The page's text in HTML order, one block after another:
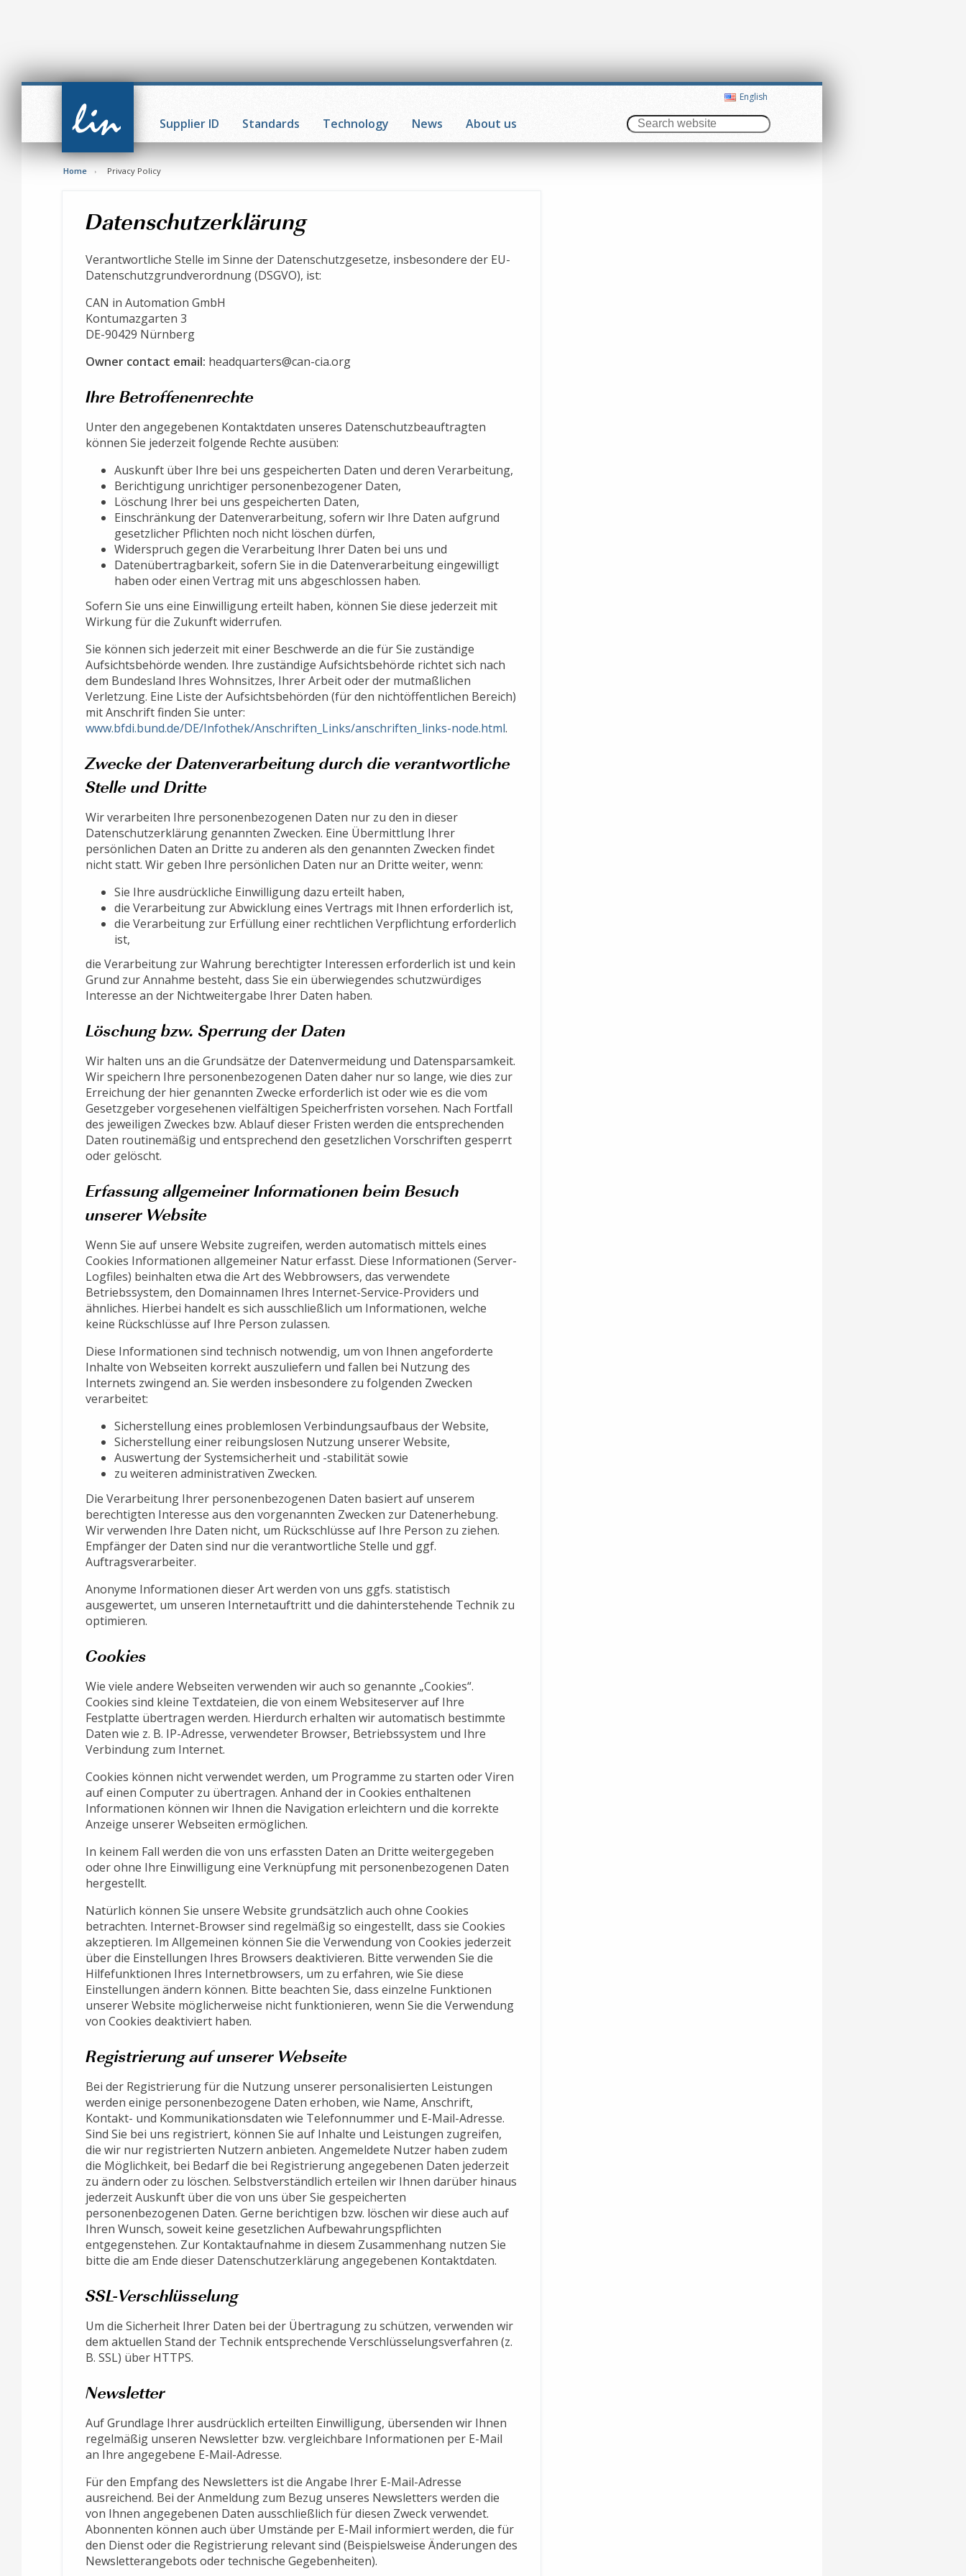
Automation
(CiA)
English
Supplier ID Standards Technology News About us
Home Privacy Policy
Datenschutzerklärung
Verantwortliche Stelle im Sinne der Datenschutzgesetze, insbesondere der EU-
Datenschutzgrundverordnung (DSGVO), ist:
CAN in Automation GmbH
Kontumazgarten 3
DE-90429 Nürnberg
Owner contact email: headquarters@can-cia.org
Ihre Betroffenenrechte
Unter den angegebenen Kontaktdaten unseres Datenschutzbeauftragten
können Sie jederzeit folgende Rechte ausüben:
Auskunft über Ihre bei uns gespeicherten Daten und deren Verarbeitung,
Berichtigung unrichtiger personenbezogener Daten,
Löschung Ihrer bei uns gespeicherten Daten,
Einschränkung der Datenverarbeitung, sofern wir Ihre Daten aufgrund
gesetzlicher Pflichten noch nicht löschen dürfen,
Widerspruch gegen die Verarbeitung Ihrer Daten bei uns und
Datenübertragbarkeit, sofern Sie in die Datenverarbeitung eingewilligt
haben oder einen Vertrag mit uns abgeschlossen haben.
Sofern Sie uns eine Einwilligung erteilt haben, können Sie diese jederzeit mit
Wirkung für die Zukunft widerrufen.
Sie können sich jederzeit mit einer Beschwerde an die für Sie zuständige
Aufsichtsbehörde wenden. Ihre zuständige Aufsichtsbehörde richtet sich nach
dem Bundesland Ihres Wohnsitzes, Ihrer Arbeit oder der mutmaßlichen
Verletzung. Eine Liste der Aufsichtsbehörden (für den nichtöffentlichen Bereich)
mit Anschrift finden Sie unter:
www.bfdi.bund.de/DE/Infothek/Anschriften_Links/anschriften_links-node.html.
Zwecke der Datenverarbeitung durch die verantwortliche
Stelle und Dritte
Wir verarbeiten Ihre personenbezogenen Daten nur zu den in dieser
Datenschutzerklärung genannten Zwecken. Eine Übermittlung Ihrer
persönlichen Daten an Dritte zu anderen als den genannten Zwecken findet
nicht statt. Wir geben Ihre persönlichen Daten nur an Dritte weiter, wenn:
Sie Ihre ausdrückliche Einwilligung dazu erteilt haben,
die Verarbeitung zur Abwicklung eines Vertrags mit Ihnen erforderlich ist,
die Verarbeitung zur Erfüllung einer rechtlichen Verpflichtung erforderlich
ist,
die Verarbeitung zur Wahrung berechtigter Interessen erforderlich ist und kein
Grund zur Annahme besteht, dass Sie ein überwiegendes schutzwürdiges
Interesse an der Nichtweitergabe Ihrer Daten haben.
Löschung bzw. Sperrung der Daten
Wir halten uns an die Grundsätze der Datenvermeidung und Datensparsamkeit.
Wir speichern Ihre personenbezogenen Daten daher nur so lange, wie dies zur
Erreichung der hier genannten Zwecke erforderlich ist oder wie es die vom
Gesetzgeber vorgesehenen vielfältigen Speicherfristen vorsehen. Nach Fortfall
des jeweiligen Zweckes bzw. Ablauf dieser Fristen werden die entsprechenden
Daten routinemäßig und entsprechend den gesetzlichen Vorschriften gesperrt
oder gelöscht.
Erfassung allgemeiner Informationen beim Besuch
unserer Website
Wenn Sie auf unsere Website zugreifen, werden automatisch mittels eines
Cookies Informationen allgemeiner Natur erfasst. Diese Informationen (Server-
Logfiles) beinhalten etwa die Art des Webbrowsers, das verwendete
Betriebssystem, den Domainnamen Ihres Internet-Service-Providers und
ähnliches. Hierbei handelt es sich ausschließlich um Informationen, welche
keine Rückschlüsse auf Ihre Person zulassen.
Diese Informationen sind technisch notwendig, um von Ihnen angeforderte
Inhalte von Webseiten korrekt auszuliefern und fallen bei Nutzung des
Internets zwingend an. Sie werden insbesondere zu folgenden Zwecken
verarbeitet:
Sicherstellung eines problemlosen Verbindungsaufbaus der Website,
Sicherstellung einer reibungslosen Nutzung unserer Website,
Auswertung der Systemsicherheit und -stabilität sowie
zu weiteren administrativen Zwecken.
Die Verarbeitung Ihrer personenbezogenen Daten basiert auf unserem
berechtigten Interesse aus den vorgenannten Zwecken zur Datenerhebung.
Wir verwenden Ihre Daten nicht, um Rückschlüsse auf Ihre Person zu ziehen.
Empfänger der Daten sind nur die verantwortliche Stelle und ggf.
Auftragsverarbeiter.
Anonyme Informationen dieser Art werden von uns ggfs. statistisch
ausgewertet, um unseren Internetauftritt und die dahinterstehende Technik zu
optimieren.
Cookies
Wie viele andere Webseiten verwenden wir auch so genannte „Cookies“.
Cookies sind kleine Textdateien, die von einem Websiteserver auf Ihre
Festplatte übertragen werden. Hierdurch erhalten wir automatisch bestimmte
Daten wie z. B. IP-Adresse, verwendeter Browser, Betriebssystem und Ihre
Verbindung zum Internet.
Cookies können nicht verwendet werden, um Programme zu starten oder Viren
auf einen Computer zu übertragen. Anhand der in Cookies enthaltenen
Informationen können wir Ihnen die Navigation erleichtern und die korrekte
Anzeige unserer Webseiten ermöglichen.
In keinem Fall werden die von uns erfassten Daten an Dritte weitergegeben
oder ohne Ihre Einwilligung eine Verknüpfung mit personenbezogenen Daten
hergestellt.
Natürlich können Sie unsere Website grundsätzlich auch ohne Cookies
betrachten. Internet-Browser sind regelmäßig so eingestellt, dass sie Cookies
akzeptieren. Im Allgemeinen können Sie die Verwendung von Cookies jederzeit
über die Einstellungen Ihres Browsers deaktivieren. Bitte verwenden Sie die
Hilfefunktionen Ihres Internetbrowsers, um zu erfahren, wie Sie diese
Einstellungen ändern können. Bitte beachten Sie, dass einzelne Funktionen
unserer Website möglicherweise nicht funktionieren, wenn Sie die Verwendung
von Cookies deaktiviert haben.
Registrierung auf unserer Webseite
Bei der Registrierung für die Nutzung unserer personalisierten Leistungen
werden einige personenbezogene Daten erhoben, wie Name, Anschrift,
Kontakt- und Kommunikationsdaten wie Telefonnummer und E-Mail-Adresse.
Sind Sie bei uns registriert, können Sie auf Inhalte und Leistungen zugreifen,
die wir nur registrierten Nutzern anbieten. Angemeldete Nutzer haben zudem
die Möglichkeit, bei Bedarf die bei Registrierung angegebenen Daten jederzeit
zu ändern oder zu löschen. Selbstverständlich erteilen wir Ihnen darüber hinaus
jederzeit Auskunft über die von uns über Sie gespeicherten
personenbezogenen Daten. Gerne berichtigen bzw. löschen wir diese auch auf
Ihren Wunsch, soweit keine gesetzlichen Aufbewahrungspflichten
entgegenstehen. Zur Kontaktaufnahme in diesem Zusammenhang nutzen Sie
bitte die am Ende dieser Datenschutzerklärung angegebenen Kontaktdaten.
SSL-Verschlüsselung
Um die Sicherheit Ihrer Daten bei der Übertragung zu schützen, verwenden wir
dem aktuellen Stand der Technik entsprechende Verschlüsselungsverfahren (z.
B. SSL) über HTTPS.
Newsletter
Auf Grundlage Ihrer ausdrücklich erteilten Einwilligung, übersenden wir Ihnen
regelmäßig unseren Newsletter bzw. vergleichbare Informationen per E-Mail
an Ihre angegebene E-Mail-Adresse.
Für den Empfang des Newsletters ist die Angabe Ihrer E-Mail-Adresse
ausreichend. Bei der Anmeldung zum Bezug unseres Newsletters werden die
von Ihnen angegebenen Daten ausschließlich für diesen Zweck verwendet.
Abonnenten können auch über Umstände per E-Mail informiert werden, die für
den Dienst oder die Registrierung relevant sind (Beispielsweise Änderungen des
Newsletterangebots oder technische Gegebenheiten).